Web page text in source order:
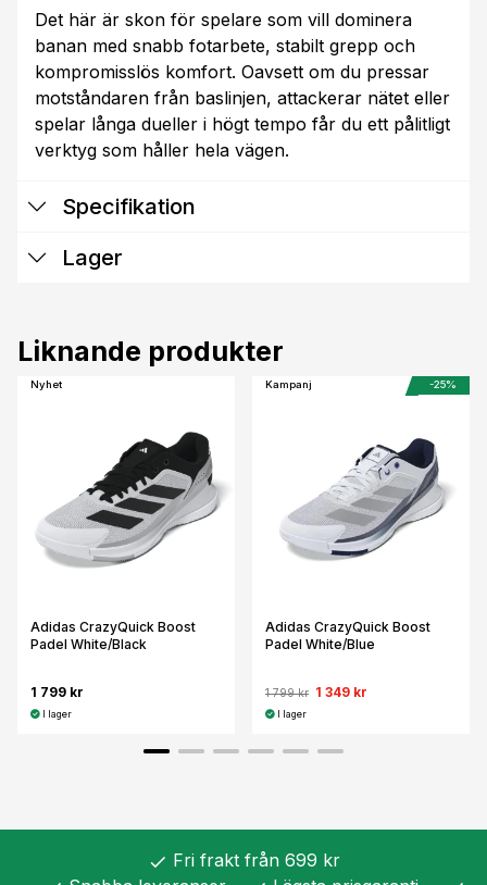
Det här är skon för spelare som vill dominera
banan med snabb fotarbete, stabilt grepp och
kompromisslös komfort. Oavsett om du pressar
motståndaren från baslinjen, attackerar nätet eller
spelar långa dueller i högt tempo får du ett pålitligt
verktyg som håller hela vägen.
Specifikation
Lager
Liknande produkter
Nyhet
Adidas CrazyQuick Boost
Padel White/Black
1 799 kr
I lager
Kampanj -25%
Adidas CrazyQuick Boost
Padel White/Blue
1 799 kr 1 349 kr
I lager
check Fri frakt från 699 kr